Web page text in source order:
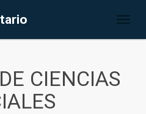
CIENCIAS